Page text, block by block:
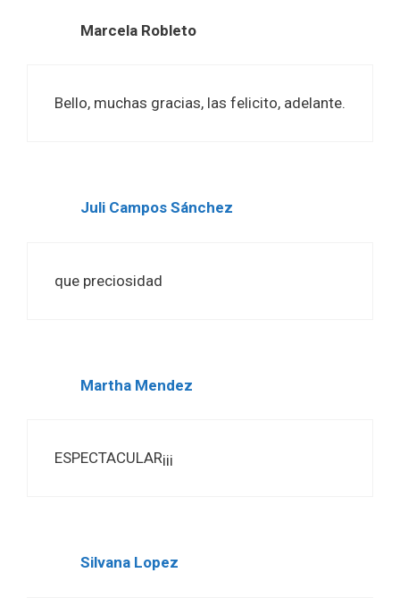
Marcela Robleto
Bello, muchas gracias, las felicito, adelante.
Juli Campos Sánchez
que preciosidad
Martha Mendez
ESPECTACULAR¡¡¡
Silvana Lopez